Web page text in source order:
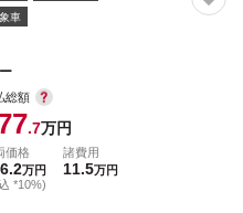
車
総額
.7万円
価格
万円
*10%)
諸費用
11.5万円